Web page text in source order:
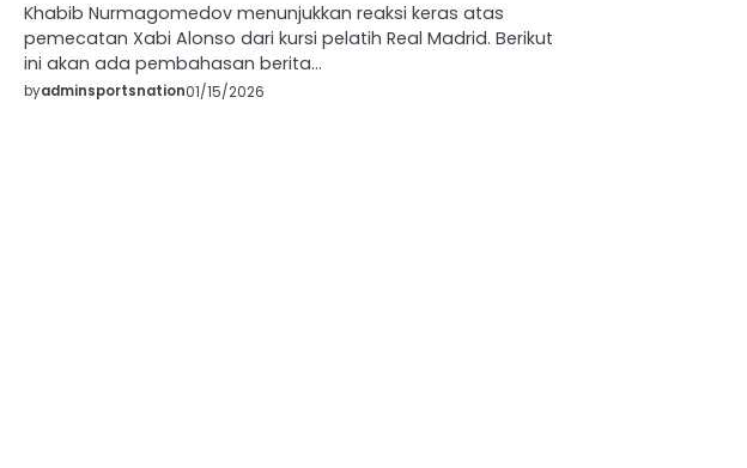
Khabib Nurmagomedov menunjukkan reaksi keras atas
pemecatan Xabi Alonso dari kursi pelatih Real Madrid. Berikut
ini akan ada pembahasan berita…
byadminsportsnation01/15/2026